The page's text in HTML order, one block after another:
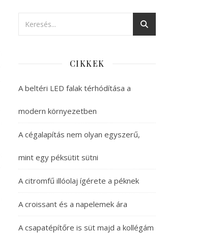
CIKKEK
A beltéri LED falak térhódítása a
modern környezetben
A cégalapítás nem olyan egyszerű,
mint egy péksütit sütni
A citromfű illóolaj ígérete a péknek
A croissant és a napelemek ára
A csapatépítőre is süt majd a kollégám